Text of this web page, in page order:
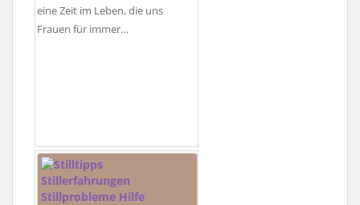
eine Zeit im Leben, die uns
Frauen für immer…